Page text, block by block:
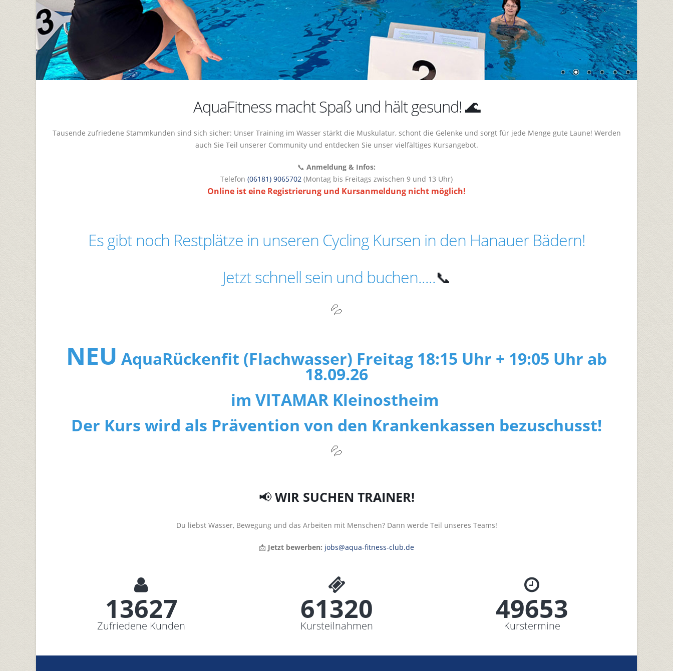
AquaFitness macht Spaß und hält gesund! 🌊
Tausende zufriedene Stammkunden sind sich sicher: Unser Training im Wasser stärkt die Muskulatur, schont die Gelenke und sorgt für jede Menge gute Laune! Werden
auch Sie Teil unserer Community und entdecken Sie unser vielfältiges Kursangebot.
📞 Anmeldung & Infos:
Telefon (06181) 9065702 (Montag bis Freitags zwischen 9 und 13 Uhr)
Online ist eine Registrierung und Kursanmeldung nicht möglich!
Es gibt noch Restplätze in unseren Cycling Kursen in den Hanauer Bädern!
Jetzt schnell sein und buchen.....📞
💦
NEU AquaRückenfit (Flachwasser) Freitag 18:15 Uhr + 19:05 Uhr ab
18.09.26
im VITAMAR Kleinostheim
Der Kurs wird als Prävention von den Krankenkassen bezuschusst!
💦
📢WIR SUCHEN TRAINER!
Du liebst Wasser, Bewegung und das Arbeiten mit Menschen? Dann werde Teil unseres Teams!
📩 Jetzt bewerben: jobs@aqua-fitness-club.de
14600+
Zufriedene Kunden
65700+
Kursteilnahmen
53200+
Kurstermine